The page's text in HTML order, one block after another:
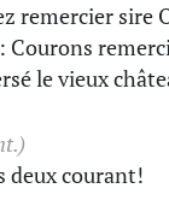
remercier sire
Courons
le vieux
deux courant!